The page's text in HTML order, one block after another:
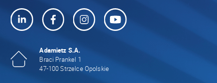
Adamietz S.A.
Braci Prankel 1
47-100 Strzelce Opolskie